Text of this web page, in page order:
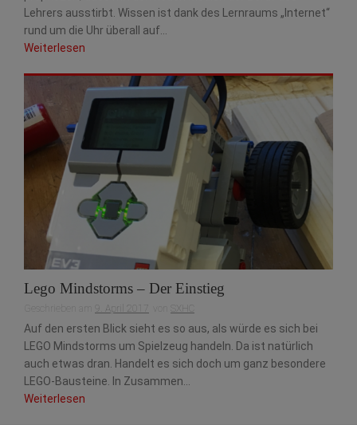
Lehrers ausstirbt. Wissen ist dank des Lernraums „Internet“
rund um die Uhr überall auf...
Weiterlesen
Lego Mindstorms – Der Einstieg
Geschrieben am 9. April 2017 SXHC
Auf den ersten Blick sieht es so aus, als würde es sich bei
LEGO Mindstorms um Spielzeug handeln. Da ist natürlich
auch etwas dran. Handelt es sich doch um ganz besondere
LEGO-Bausteine. In Zusammen...
Weiterlesen